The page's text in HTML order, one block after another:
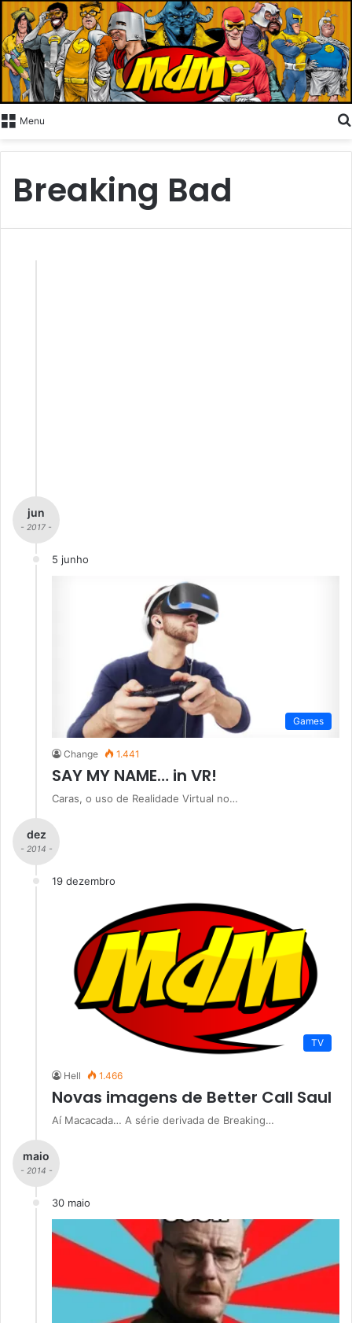
Menu
Breaking Bad
jun
- 2017 -
5 junho
Games
Change 1.441
SAY MY NAME… in VR!
Caras, o uso de Realidade Virtual no…
dez
- 2014 -
19 dezembro
TV
Hell 1.466
Novas imagens de Better Call Saul
Aí Macacada… A série derivada de Breaking…
maio
- 2014 -
30 maio